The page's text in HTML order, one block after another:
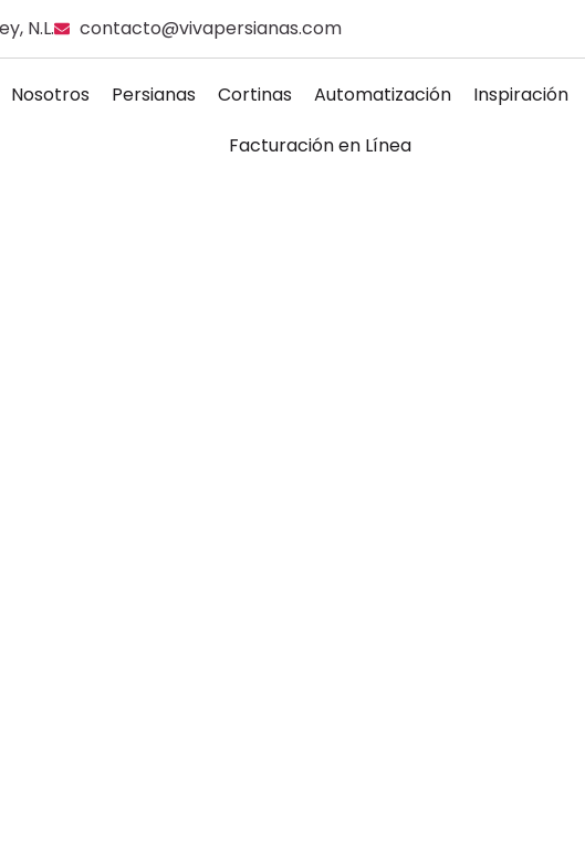
N.L. contacto@vivapersianas.com
Nosotros Persianas Cortinas Automatización Inspiración
Facturación en Línea